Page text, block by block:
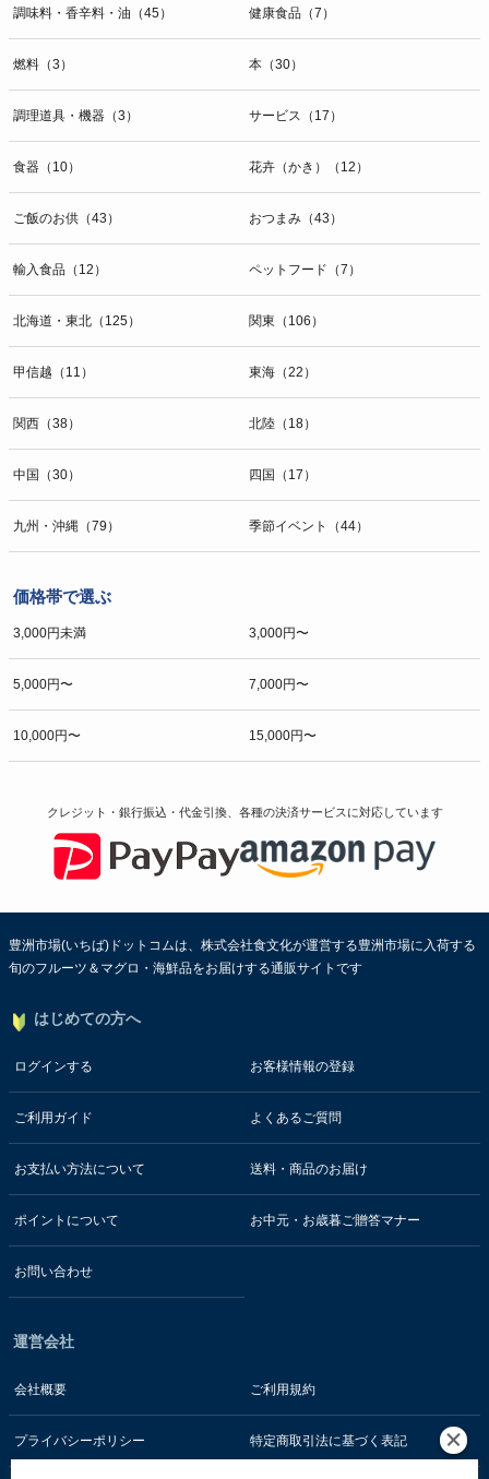
調味料・香辛料・油（45） 健康食品（7）
燃料（3） 本（30）
調理道具・機器（3） サービス（17）
食器（10） 花卉（かき）（12）
ご飯のお供（43） おつまみ（43）
輸入食品（12） ペットフード（7）
北海道・東北（125） 関東（106）
甲信越（11） 東海（22）
関西（38） 北陸（18）
中国（30） 四国（17）
九州・沖縄（79） 季節イベント（44）
価格帯で選ぶ
3,000円未満 3,000円〜
5,000円〜 7,000円〜
10,000円〜 15,000円〜
クレジット・銀行振込・代金引換、各種の決済サービスに対応しています
豊洲市場(いちば)ドットコムは、株式会社食文化が運営する豊洲市場に入荷する
旬のフルーツ＆マグロ・海鮮品をお届けする通販サイトです
はじめての方へ
ログインする お客様情報の登録
ご利用ガイド よくあるご質問
お支払い方法について 送料・商品のお届け
ポイントについて お中元・お歳暮ご贈答マナー
お問い合わせ
運営会社
会社概要 ご利用規約
プライバシーポリシー 特定商取引法に基づく表記